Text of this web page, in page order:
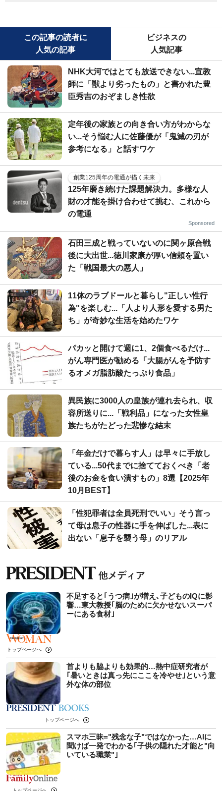
この記事の読者に
人気の記事
ビジネスの
人気記事
NHK大河ではとても放送できない...宣教
師に「獣より劣ったもの」と書かれた豊
臣秀吉のおぞましき性欲
定年後の家族との向き合い方がわからな
い...そう悩む人に佐藤優が「鬼滅の刃が
参考になる」と話すワケ
創業125周年の電通が描く未来
125年磨き続けた課題解決力。多様な人
財の才能を掛け合わせて挑む、これから
の電通
Sponsored
石田三成と戦っていないのに関ヶ原合戦
後に大出世...徳川家康が厚い信頼を置い
た「戦国最大の悪人」
11体のラブドールと暮らし"正しい性行
為"を楽しむ...「人より人形を愛する男た
ち」が奇妙な生活を始めたワケ
パカッと開けて週に1、2個食べるだけ...
がん専門医が勧める「大腸がんを予防す
るオメガ脂肪酸たっぷり食品」
異民族に3000人の皇族が連れ去られ、収
容所送りに...「戦利品」になった女性皇
族たちがたどった悲惨な結末
「年金だけで暮らす人」は早々に手放し
ている...50代までに捨てておくべき「老
後のお金を食い潰すもの」8選【2025年
10月BEST】
「性犯罪者は全員死刑でいい」そう言っ
て母は息子の性器に手を伸ばした...表に
出ない「息子を襲う母」のリアル
不足すると｢うつ病｣が増え､子どものIQに影
響…東大教授｢脳のために欠かせないスーパ
ーにある食材｣
トップページへ
首よりも脇よりも効果的…熱中症研究者が
｢暑いときは真っ先にここを冷やせ｣という意
外な体の部位
トップページへ
スマホ三昧="残念な子"ではなかった…AIに
聞けば一発でわかる｢子供の隠れた才能と"向
いている職業"｣